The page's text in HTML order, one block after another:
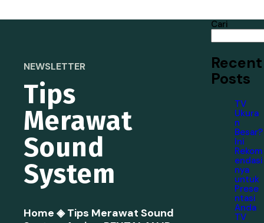
NEWSLETTER
Tips
Merawat
Sound
System
Home ◈Tips Merawat Sound
Cari
Recent
Posts
TV
Ukura
n
Besar?
Ini
Rekom
endasi
nya
untuk
Prese
ntasi
Anda
TV